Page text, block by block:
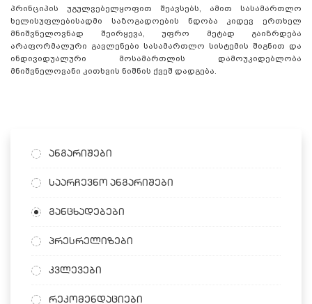
პრინციპის უგულვებელყოფით შეავსებს, ამით სასამართლო
ხელისუფლებისადმი საზოგადოების ნდობა კიდევ ერთხელ
მნიშვნელოვნად შეირყევა, უფრო მეტად გაიზრდება
არაფორმალური გავლენები სასამართლო სისტემის შიგნით და
ინდივიდუალური მოსამართლის დამოუკიდებლობა
მნიშვნელოვანი კითხვის ნიშნის ქვეშ დადგება.
ანგარიშები
საარჩევნო ანგარიშები
განცხადებები
პრესრელიზები
კვლევები
რეკომენდაციები